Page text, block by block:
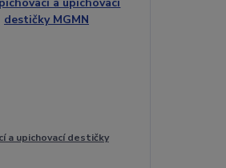
a upichovací destičky